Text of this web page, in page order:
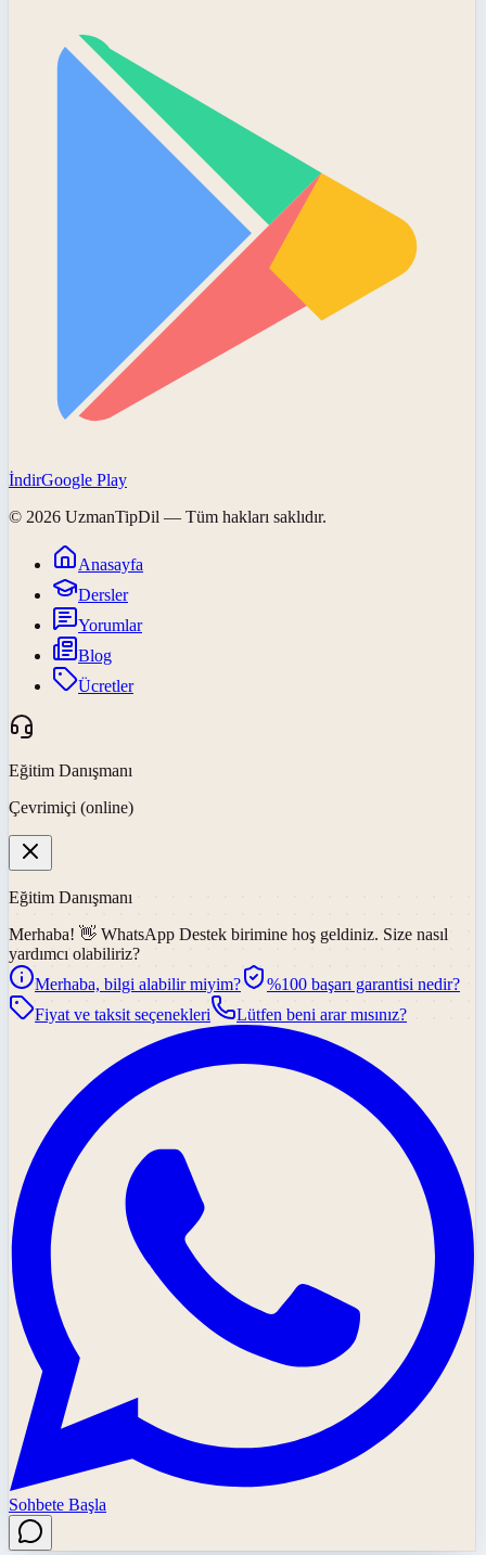
İndirGoogle Play
© 2026 UzmanTipDil — Tüm hakları saklıdır.
Anasayfa
Dersler
Yorumlar
Blog
Ücretler
Eğitim Danışmanı
Çevrimiçi (online)
Eğitim Danışmanı
Merhaba! 👋 WhatsApp Destek birimine hoş geldiniz. Size nasıl
yardımcı olabiliriz?
Merhaba, bilgi alabilir miyim?
%100 başarı garantisi nedir?
Fiyat ve taksit seçenekleri
Lütfen beni arar mısınız?
Sohbete Başla